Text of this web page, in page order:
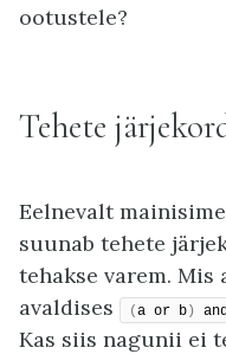
ootustele?
Tehete
Eelnevalt
suunab tehete
tehakse varem.
avaldises
(a or b )
Kas siis nagunii ei